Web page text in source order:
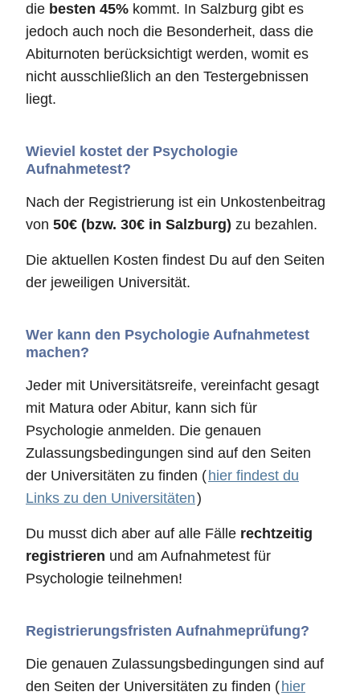
die besten 45% kommt. In Salzburg gibt es
jedoch auch noch die Besonderheit, dass die
Abiturnoten berücksichtigt werden, womit es
nicht ausschließlich an den Testergebnissen
liegt.
Wieviel kostet der Psychologie
Aufnahmetest?
Nach der Registrierung ist ein Unkostenbeitrag
von 50€ (bzw. 30€ in Salzburg) zu bezahlen.
Die aktuellen Kosten findest Du auf den Seiten
der jeweiligen Universität.
Wer kann den Psychologie Aufnahmetest
machen?
Jeder mit Universitätsreife, vereinfacht gesagt
mit Matura oder Abitur, kann sich für
Psychologie anmelden. Die genauen
Zulassungsbedingungen sind auf den Seiten
der Universitäten zu finden ( hier findest du
Links zu den Universitäten)
Du musst dich aber auf alle Fälle rechtzeitig
registrieren und am Aufnahmetest für
Psychologie teilnehmen!
Registrierungsfristen Aufnahmeprüfung?
Die genauen Zulassungsbedingungen sind auf
den Seiten der Universitäten zu finden ( hier